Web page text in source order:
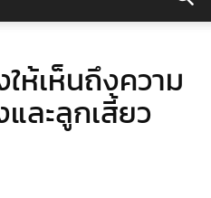
มายา
ห้เห็นถึงความ
ละลูกเสี้ยว